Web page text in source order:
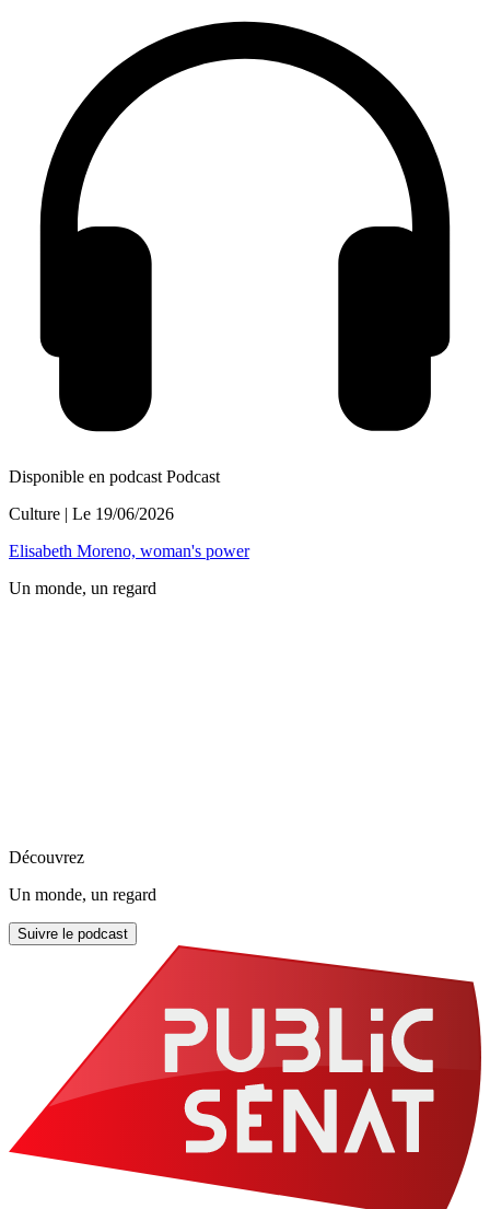
Disponible en podcast Podcast
Culture | Le 19/06/2026
Elisabeth Moreno, woman's power
Un monde, un regard
Découvrez
Un monde, un regard
Suivre le podcast